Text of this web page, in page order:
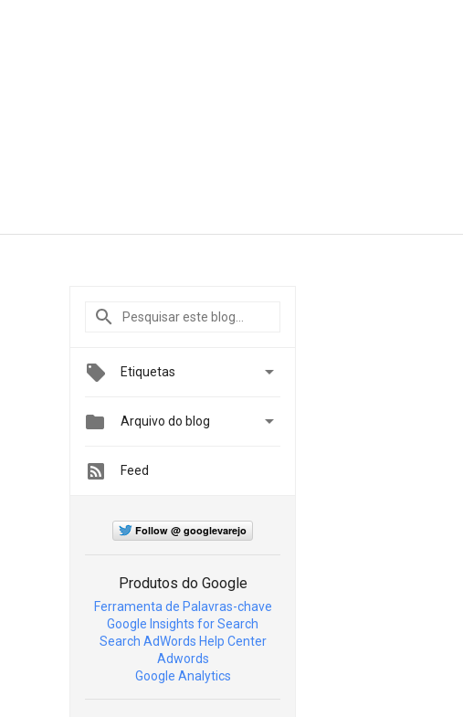
Etiquetas 
 Arquivo do blog 
Feed
Follow @ googlevarejo
Produtos do Google
Ferramenta de Palavras-chave
Google Insights for Search
Search AdWords Help Center
Adwords
Google Analytics